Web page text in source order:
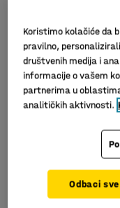
Praktičan namještaj
Koristimo kolačiće da
pravilno,
društvenih medija i
informacije o vašem
partnerima u
analitičkih aktivnosti.
Odbaci sve